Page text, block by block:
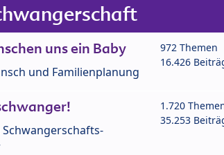
uns ein Baby
und Familienplanung
972 Themen
16.426
Schwangerschafts-
1.720
35.253